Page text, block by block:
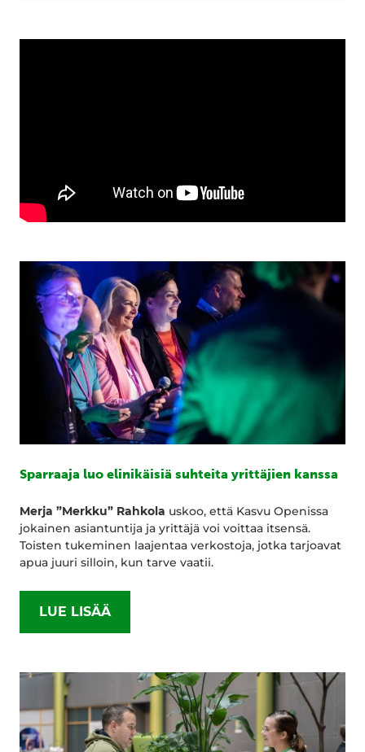
Sparraaja luo elinikäisiä suhteita yrittäjien kanssa
Merja ”Merkku” Rahkola uskoo, että Kasvu Openissa
jokainen asiantuntija ja yrittäjä voi voittaa itsensä.
Toisten tukeminen laajentaa verkostoja, jotka tarjoavat
apua juuri silloin, kun tarve vaatii.
LUE LISÄÄ